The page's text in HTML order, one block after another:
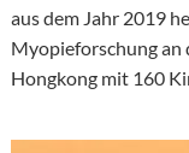
aus dem Jahr 2019
Myopieforschung
Hongkong mit 160